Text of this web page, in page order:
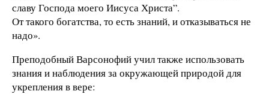
славу Господа моего Иисуса Христа”.
От такого богатства, то есть знаний, и отказываться не
надо».
Преподобный Варсонофий учил также использовать
знания и наблюдения за окружающей природой для
укрепления в вере: